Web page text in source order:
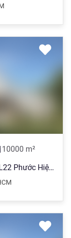
10000 m²
Nhà Vườn Trên 10000m2 có 70 tỷ x QL22 Phước Hiệp Củ Chi TPHCM